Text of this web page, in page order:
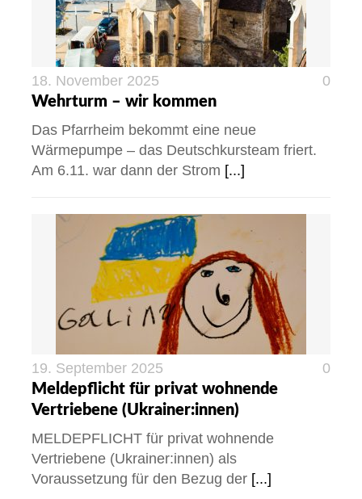
18. November 2025
0
Wehrturm – wir kommen
Das Pfarrheim bekommt eine neue
Wärmepumpe – das Deutschkursteam friert.
Am 6.11. war dann der Strom [...]
19. September 2025
0
Meldepflicht für privat wohnende
Vertriebene (Ukrainer:innen)
MELDEPFLICHT für privat wohnende
Vertriebene (Ukrainer:innen) als
Voraussetzung für den Bezug der [...]